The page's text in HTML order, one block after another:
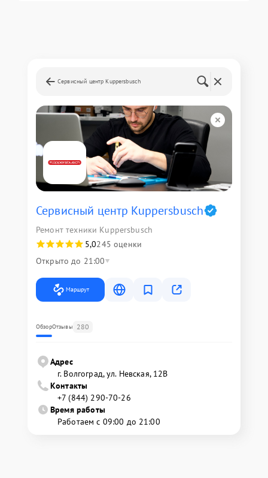
Сервисный центр Kuppersbusch
Сервисный центр Kuppersbusch
Ремонт техники Kuppersbusch
5,0245 оценки
Открыто до 21:00
Маршрут
ОбзорОтзывы 280
Адрес
г. Волгоград, ул. Невская, 12В
Контакты
+7 (844) 290-70-26
Время работы
Работаем с 09:00 до 21:00